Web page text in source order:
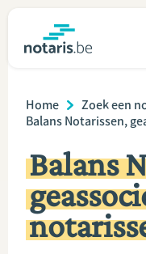
inhoud
Wonen
Relatie & samenleven
Erven & schenken
Ondernemen
Home
Zoek een
Balans Notarissen,
Balans